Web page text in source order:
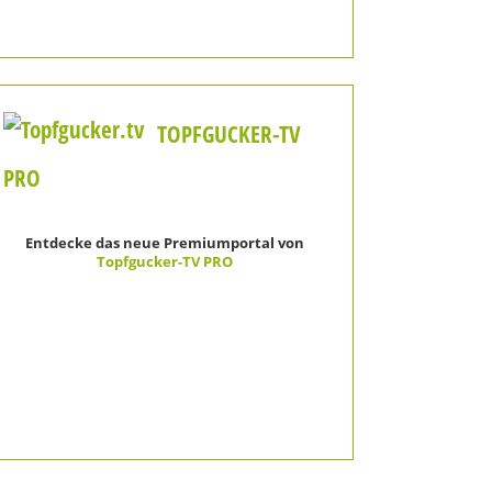
TOPFGUCKER-TV
PRO
Entdecke das neue Premiumportal von
Topfgucker-TV PRO